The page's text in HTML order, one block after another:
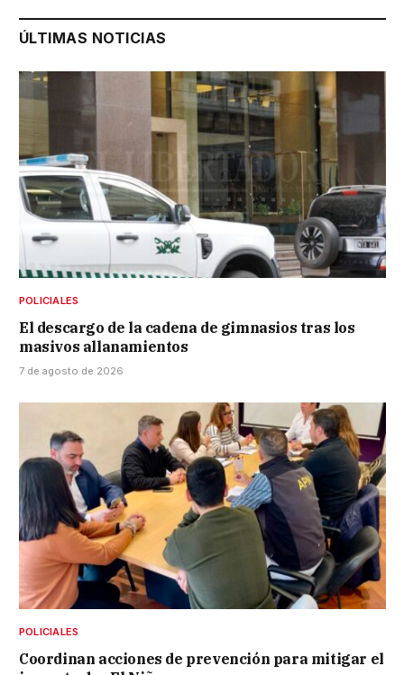
ÚLTIMAS NOTICIAS
POLICIALES
El descargo de la cadena de gimnasios tras los
masivos allanamientos
7 de agosto de 2026
POLICIALES
Coordinan acciones de prevención para mitigar el